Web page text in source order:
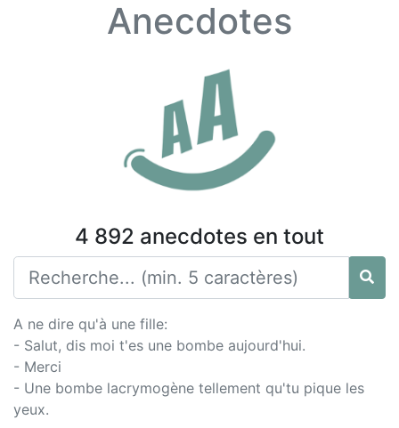
Anecdotes
4 892 anecdotes en tout
A ne dire qu'à une fille:
- Salut, dis moi t'es une bombe aujourd'hui.
- Merci
- Une bombe lacrymogène tellement qu'tu pique les
yeux.